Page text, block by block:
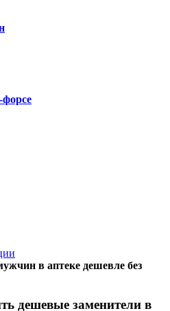
в аптеке дешевле без
дешевые заменители в